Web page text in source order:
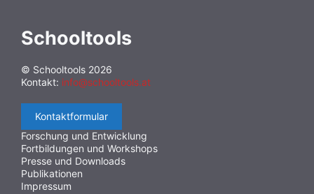
Schooltools
© Schooltools 2026
Kontakt: info@schooltools.at
Kontaktformular
Forschung und Entwicklung
Fortbildungen und Workshops
Presse und Downloads
Publikationen
Impressum